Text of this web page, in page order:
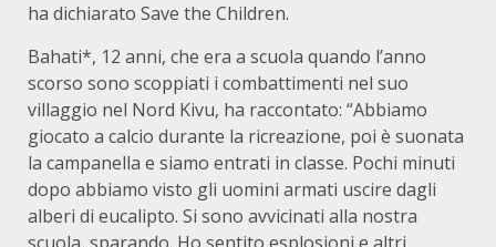
ha dichiarato Save the Children.
Bahati*, 12 anni, che era a scuola quando l’anno
scorso sono scoppiati i combattimenti nel suo
villaggio nel Nord Kivu, ha raccontato: “Abbiamo
giocato a calcio durante la ricreazione, poi è suonata
la campanella e siamo entrati in classe. Pochi minuti
dopo abbiamo visto gli uomini armati uscire dagli
alberi di eucalipto. Si sono avvicinati alla nostra